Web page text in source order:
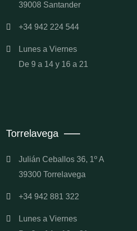
39008 Santander
+34 942 224 544
Lunes a Viernes
De 9 a 14 y 16 a 21
Torrelavega
Julián Ceballos 36, 1º A
39300 Torrelavega
+34 942 881 322
Lunes a Viernes